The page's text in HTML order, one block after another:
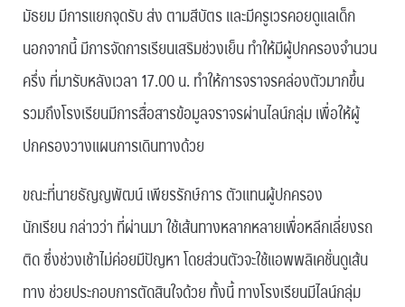
มัธยม มีการแยกจุดรับ ส่ง ตามสีบัตร และมีครูเวรคอยดูแลเด็ก
นอกจากนี้ มีการจัดการเรียนเสริมช่วงเย็น ทำให้มีผู้ปกครองจำนวน
ครึ่ง ที่มารับหลังเวลา 17.00 น. ทำให้การจราจรคล่องตัวมากขึ้น
รวมถึงโรงเรียนมีการสื่อสารข้อมูลจราจรผ่านไลน์กลุ่ม เพื่อให้ผู้
ปกครองวางแผนการเดินทางด้วย
ขณะที่นายธัญญพัฒน์ เพียรรักษ์การ ตัวแทนผู้ปกครอง
นักเรียน กล่าวว่า ที่ผ่านมา ใช้เส้นทางหลากหลายเพื่อหลีกเลี่ยงรถ
ติด ซึ่งช่วงเช้าไม่ค่อยมีปัญหา โดยส่วนตัวจะใช้แอพพลิเคชั่นดูเส้น
ทาง ช่วยประกอบการตัดสินใจด้วย ทั้งนี้ ทางโรงเรียนมีไลน์กลุ่ม